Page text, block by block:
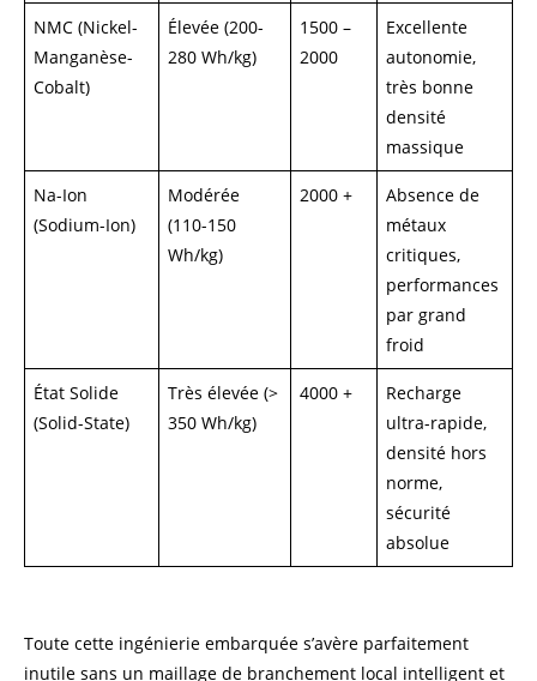
NMC (Nickel-
Manganèse-
Cobalt)
Élevée (200-
280 Wh/kg)
1500 –
2000
Excellente
autonomie,
très bonne
densité
massique
Na-Ion
(Sodium-Ion)
Modérée
(110-150
Wh/kg)
2000 +
Absence de
métaux
critiques,
performances
par grand
froid
État Solide
(Solid-State)
Très élevée (>
350 Wh/kg)
4000 +
Recharge
ultra-rapide,
densité hors
norme,
sécurité
absolue
Toute cette ingénierie embarquée s’avère parfaitement
inutile sans un maillage de branchement local intelligent et